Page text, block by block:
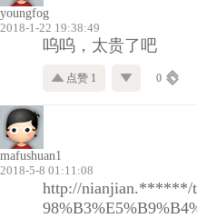
youngfog
2018-1-22 19:38:49
呜呜，太贵了吧
点赞 1 0
mafushuan1
2018-5-8 01:11:08
http://nianjian.******/